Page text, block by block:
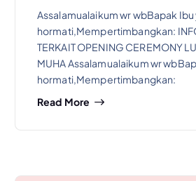
Assalamualaikum wr wbBapak
hormati,Mempertimbangkan:
TERKAIT OPENING CEREMONY
MUHA Assalamualaikum wr
hormati,Mempertimbangkan:
Read More